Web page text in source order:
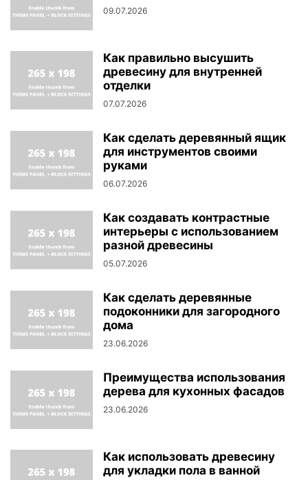
09.07.2026
Как правильно высушить
древесину для внутренней
отделки
07.07.2026
Как сделать деревянный ящик
для инструментов своими
руками
06.07.2026
Как создавать контрастные
интерьеры с использованием
разной древесины
05.07.2026
Как сделать деревянные
подоконники для загородного
дома
23.06.2026
Преимущества использования
дерева для кухонных фасадов
23.06.2026
Как использовать древесину
для укладки пола в ванной